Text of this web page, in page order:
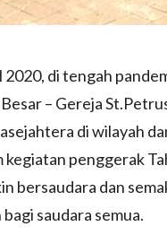
2020, di tengah
– Gereja
di wilayah
kegiatan penggerak
bersaudara dan
saudara semua.